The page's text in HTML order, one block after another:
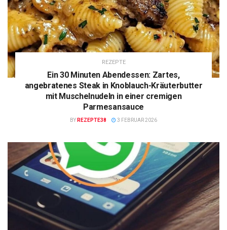
REZEPTE
Ein 30 Minuten Abendessen: Zartes,
angebratenes Steak in Knoblauch-Kräuterbutter
mit Muschelnudeln in einer cremigen
Parmesansauce
BY REZEPTE38 3 FEBRUAR 2026